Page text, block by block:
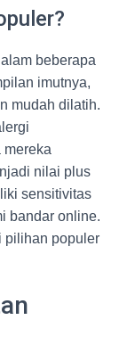
beberapa
imutnya,
mudah dilatih.
mereka
nilai plus
sensitivitas
bandar online.
pilihan populer